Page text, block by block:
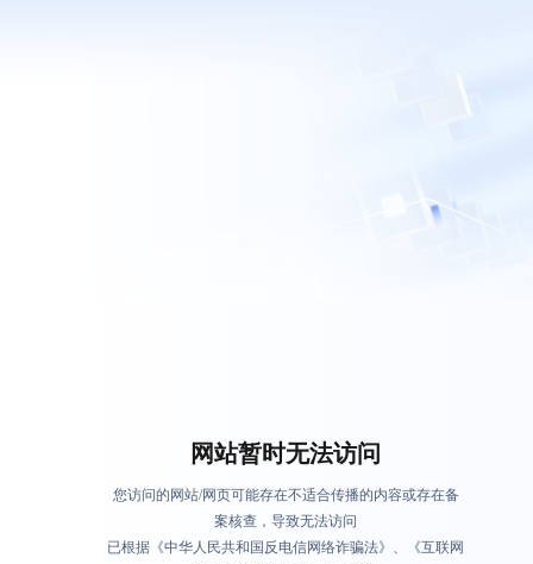
网站暂时无法访问
您访问的网站/网页可能存在不适合传播的内容或存在备
案核查，导致无法访问
已根据《中华人民共和国反电信网络诈骗法》、《互联网